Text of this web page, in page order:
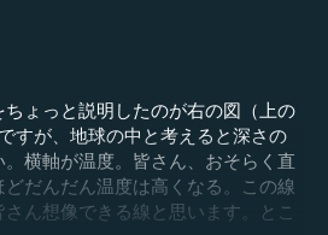
ょっと説明したのが右の図（上の
すが、地球の中と考えると深さの
横軸が温度。皆さん、おそらく直
だんだん温度は高くなる。この線
ん想像できる線と思います。とこ